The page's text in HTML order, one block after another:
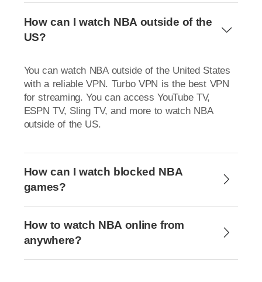
How can I watch NBA outside of the
US?
You can watch NBA outside of the United States
with a reliable VPN. Turbo VPN is the best VPN
for streaming. You can access YouTube TV,
ESPN TV, Sling TV, and more to watch NBA
outside of the US.
How can I watch blocked NBA
games?
How to watch NBA online from
anywhere?